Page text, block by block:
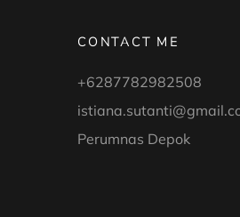
CONTACT ME
+6287782982508
Perumnas Depok